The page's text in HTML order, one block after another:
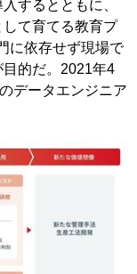
するとともに、
て育てる教育プ
に依存せず現場で
的だ。2021年4
データエンジニア